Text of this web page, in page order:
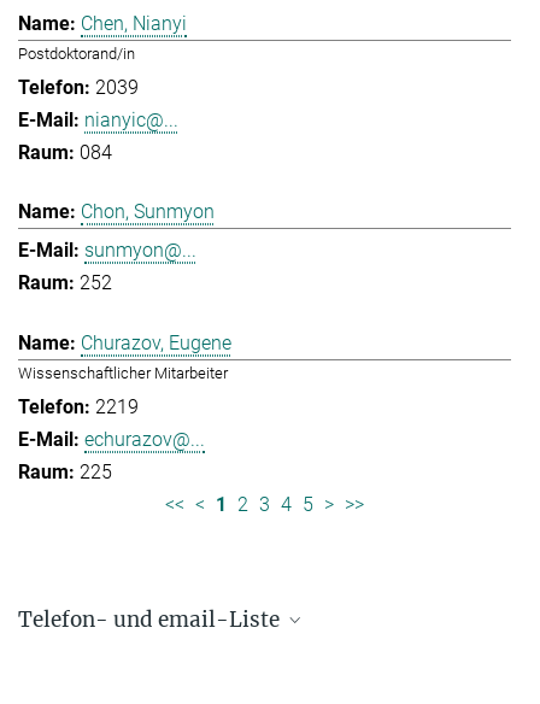
Chen, Nianyi
Postdoktorand/in
2039
nianyic@...
084
Chon, Sunmyon
sunmyon@...
252
Churazov, Eugene
Wissenschaftlicher Mitarbeiter
2219
echurazov@...
225
<< < 1 2 3 4 5 > >>
Telefon- und email-Liste